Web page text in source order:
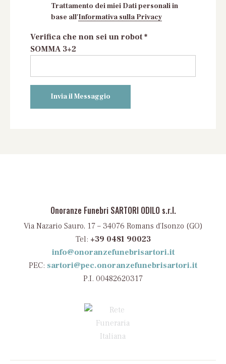
Trattamento dei miei Dati personali in
base all'Informativa sulla Privacy
Verifica che non sei un robot *
SOMMA 3+2
Onoranze Funebri SARTORI ODILO s.r.l.
Via Nazario Sauro, 17 – 34076 Romans d’Isonzo (GO)
Tel: +39 0481 90023
info@onoranzefunebrisartori.it
PEC: sartori@pec.onoranzefunebrisartori.it
P.I. 00482620317